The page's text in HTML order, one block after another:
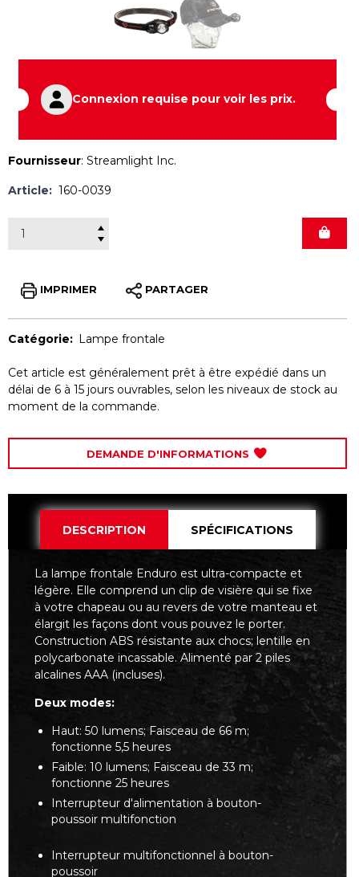
Connexion requise pour voir les prix.
Fournisseur: Streamlight Inc.
Article: 160-0039
IMPRIMER PARTAGER
Catégorie: Lampe frontale
Cet article est généralement prêt à être expédié dans un
délai de 6 à 15 jours ouvrables, selon les niveaux de stock au
moment de la commande.
DEMANDE D'INFORMATIONS
DESCRIPTION SPÉCIFICATIONS
La lampe frontale Enduro est ultra-compacte et
légère. Elle comprend un clip de visière qui se fixe
à votre chapeau ou au revers de votre manteau et
élargit les façons dont vous pouvez le porter.
Construction ABS résistante aux chocs; lentille en
polycarbonate incassable. Alimenté par 2 piles
alcalines AAA (incluses).
Deux modes:
Haut: 50 lumens; Faisceau de 66 m;
fonctionne 5,5 heures
Faible: 10 lumens; Faisceau de 33 m;
fonctionne 25 heures
Interrupteur d'alimentation à bouton-
poussoir multifonction
Interrupteur multifonctionnel à bouton-
poussoir